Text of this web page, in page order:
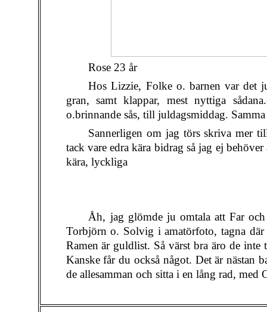
Rose 23 år
Hos Lizzie, Folke o. barnen var det
gran, samt klappar, mest nyttiga
o.brinnande sås, till juldagsmiddag.
Sannerligen om jag törs skriva mer
tack vare edra kära bidrag så jag ej
kära, lyckliga
Åh, jag glömde ju omtala att Far
Torbjörn o. Solvig i amatörfoto, tagna där
Ramen är guldlist. Så värst bra äro de inte
Kanske får du också något. Det är nästan
de allesamman och sitta i en lång rad,